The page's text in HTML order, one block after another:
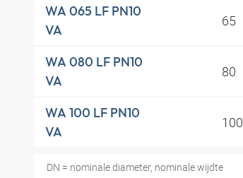
WA 065 LF PN10
VA
65
WA 080 LF PN10
VA
80
WA 100 LF PN10
VA
100
DN = nominale diameter, nominale wijdte